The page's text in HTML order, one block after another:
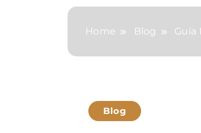
Home Blog Guía
Blog